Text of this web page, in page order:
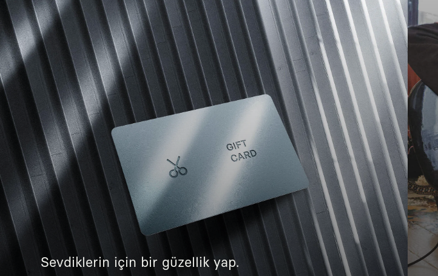
Sevdiklerin için bir güzellik yap.